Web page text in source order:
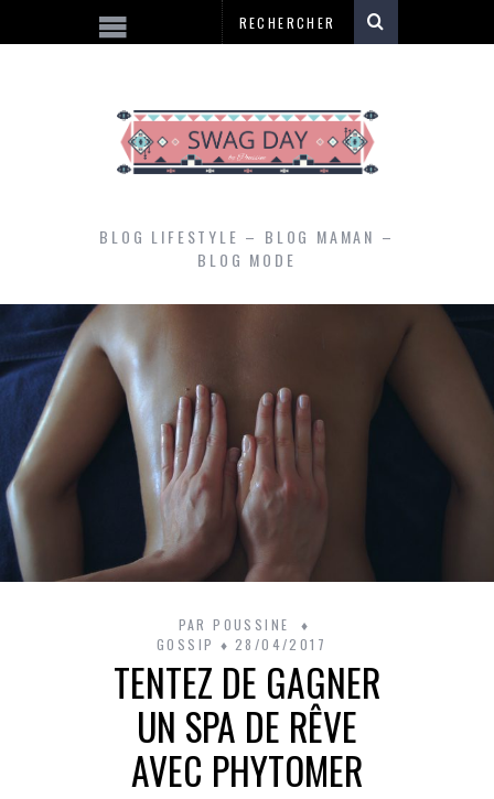
BLOG LIFESTYLE – BLOG MAMAN –
BLOG MODE
PAR POUSSINE
GOSSIP
28/04/2017
TENTEZ DE GAGNER
UN SPA DE RÊVE
AVEC PHYTOMER